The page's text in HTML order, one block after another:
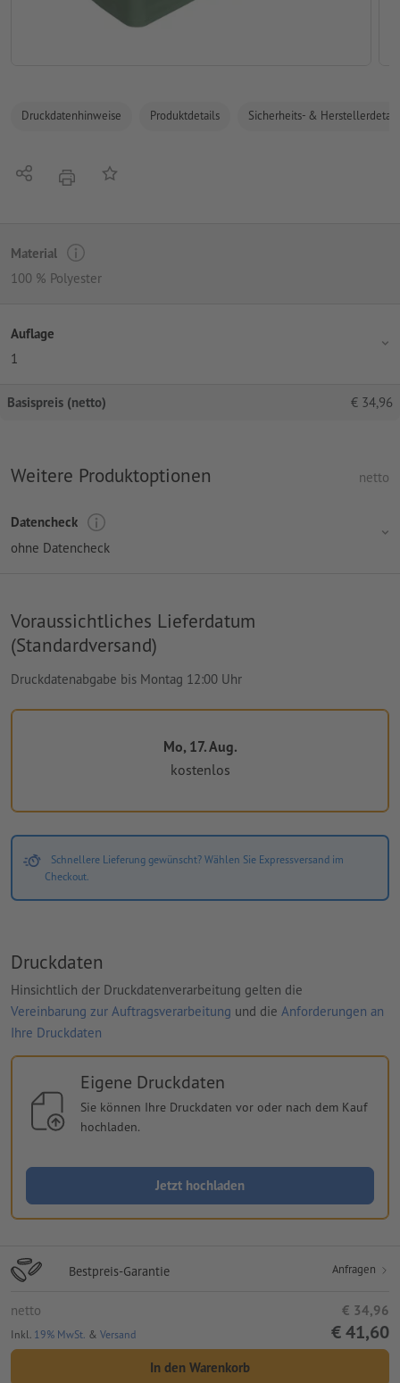
Druckdatenhinweise Produktdetails Sicherheits- &
Teilen DruckenAuf die Merkliste
Material
100 % Polyester
Auflage
1
Basispreis (netto) € 34,96
Weitere Produktoptionen netto
Datencheck
ohne Datencheck
Voraussichtliches Lieferdatum
(Standardversand)
Druckdatenabgabe bis Montag 12:00 Uhr
Mo, 17. Aug.
kostenlos
Schnellere Lieferung gewünscht? Wählen Sie Expressversand im
Checkout.
Druckdaten
Hinsichtlich der Druckdatenverarbeitung gelten die
Vereinbarung zur Auftragsverarbeitung und die Anforderungen an
Ihre Druckdaten
Eigene Druckdaten
Sie können Ihre Druckdaten vor oder nach dem Kauf
hochladen.
Jetzt hochladen
Bestpreis-Garantie Anfragen
netto € 34,96
Inkl. 19% MwSt. & Versand € 41,60
In den Warenkorb